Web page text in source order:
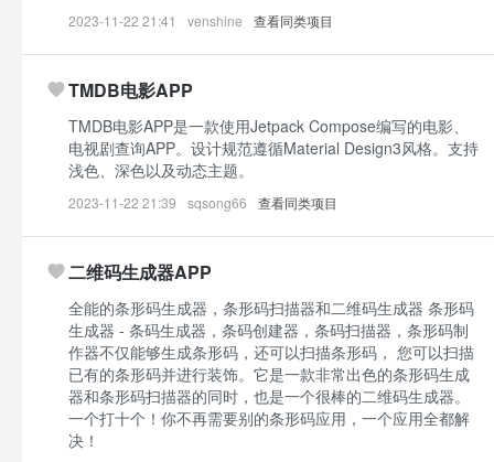
2023-11-22 21:41 venshine 查看同类项目
TMDB电影APP
TMDB电影APP是一款使用Jetpack Compose编写的电影、
电视剧查询APP。设计规范遵循Material Design3风格。支持
浅色、深色以及动态主题。
2023-11-22 21:39 sqsong66 查看同类项目
二维码生成器APP
全能的条形码生成器，条形码扫描器和二维码生成器 条形码
生成器 - 条码生成器，条码创建器，条码扫描器，条形码制
作器不仅能够生成条形码，还可以扫描条形码， 您可以扫描
已有的条形码并进行装饰。它是一款非常出色的条形码生成
器和条形码扫描器的同时，也是一个很棒的二维码生成器。
一个打十个！你不再需要别的条形码应用，一个应用全都解
决！